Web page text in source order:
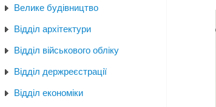
Велике будівництво
Відділ архітектури
Відділ військового обліку
Відділ держреєстрації
Відділ економіки